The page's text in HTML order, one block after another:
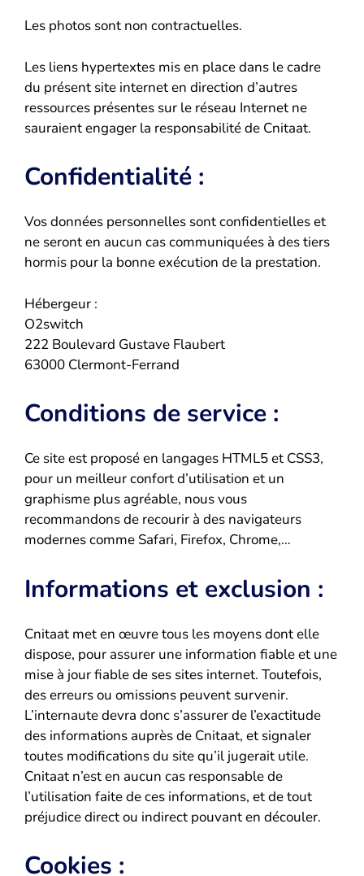
Les photos sont non contractuelles.
Les liens hypertextes mis en place dans le cadre
du présent site internet en direction d’autres
ressources présentes sur le réseau Internet ne
sauraient engager la responsabilité de Cnitaat.
Confidentialité :
Vos données personnelles sont confidentielles et
ne seront en aucun cas communiquées à des tiers
hormis pour la bonne exécution de la prestation.
Hébergeur :
O2switch
222 Boulevard Gustave Flaubert
63000 Clermont-Ferrand
Conditions de service :
Ce site est proposé en langages HTML5 et CSS3,
pour un meilleur confort d’utilisation et un
graphisme plus agréable, nous vous
recommandons de recourir à des navigateurs
modernes comme Safari, Firefox, Chrome,…
Informations et exclusion :
Cnitaat met en œuvre tous les moyens dont elle
dispose, pour assurer une information fiable et une
mise à jour fiable de ses sites internet. Toutefois,
des erreurs ou omissions peuvent survenir.
L’internaute devra donc s’assurer de l’exactitude
des informations auprès de Cnitaat, et signaler
toutes modifications du site qu’il jugerait utile.
Cnitaat n’est en aucun cas responsable de
l’utilisation faite de ces informations, et de tout
préjudice direct ou indirect pouvant en découler.
Cookies :